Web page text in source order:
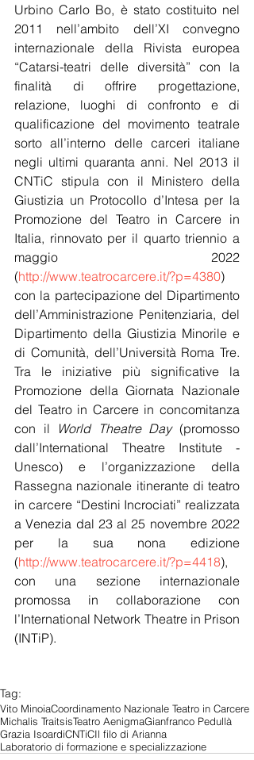
Urbino Carlo Bo, è stato costituito nel
2011 nell’ambito dell’XI convegno
internazionale della Rivista europea
“Catarsi-teatri delle diversità” con la
finalità di offrire progettazione,
relazione, luoghi di confronto e di
qualificazione del movimento teatrale
sorto all’interno delle carceri italiane
negli ultimi quaranta anni. Nel 2013 il
CNTiC stipula con il Ministero della
Giustizia un Protocollo d’Intesa per la
Promozione del Teatro in Carcere in
Italia, rinnovato per il quarto triennio a
maggio 2022
(http://www.teatrocarcere.it/?p=4380)
con la partecipazione del Dipartimento
dell’Amministrazione Penitenziaria, del
Dipartimento della Giustizia Minorile e
di Comunità, dell’Università Roma Tre.
Tra le iniziative più significative la
Promozione della Giornata Nazionale
del Teatro in Carcere in concomitanza
con il
World Theatre Day (promosso
dall’International Theatre Institute -
Unesco) e l’organizzazione della
Rassegna nazionale itinerante di teatro
in carcere “Destini Incrociati” realizzata
a Venezia dal 23 al 25 novembre 2022
per la sua nona edizione
(http://www.teatrocarcere.it/?p=4418),
con una sezione internazionale
promossa in collaborazione con
l’International Network Theatre in Prison
(INTiP).
Tag:
Vito MinoiaCoordinamento Nazionale Teatro in Carcere
Michalis TraitsisTeatro AenigmaGianfranco Pedullà
Grazia IsoardiCNTiCIl filo di Arianna
Laboratorio di formazione e specializzazione